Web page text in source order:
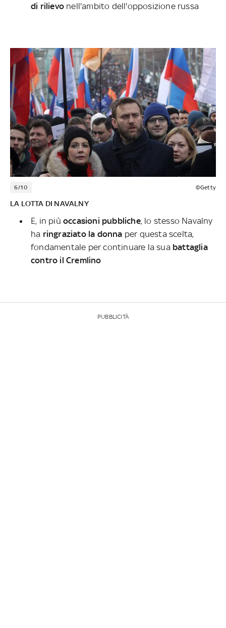
di rilievo nell'ambito dell'opposizione russa
6/10 ©Getty
LA LOTTA DI NAVALNY
E, in più occasioni pubbliche, lo stesso Navalny
ha ringraziato la donna per questa scelta,
fondamentale per continuare la sua battaglia
contro il Cremlino
PUBBLICITÀ